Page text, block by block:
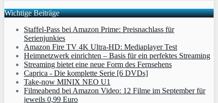
Wichtige Beiträge
Staffel-Pass bei Amazon Prime: Preisnachlass für
Serienjunkies
Amazon Fire TV 4K Ultra-HD: Mediaplayer Test
Heimnetzwerk einrichten – Basis für ein perfektes Streaming
Streaming bietet eine neue Form des Fernsehens
Caprica - Die komplette Serie [6 DVDs]
Take-now MINIX NEO U1
Filmeabend bei Amazon Video: 12 Filme im September für
jeweils 0,99 Euro